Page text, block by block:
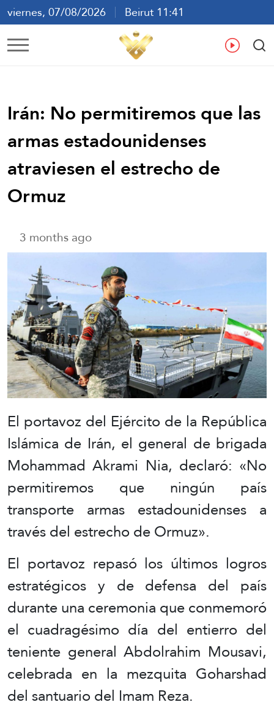
viernes, 07/08/2026
Beirut 11:41
ع En
Irán: No permitiremos que las
armas estadounidenses
atraviesen el estrecho de
Ormuz
3 months ago
El portavoz del Ejército de la República
Islámica de Irán, el general de brigada
Mohammad Akrami Nia, declaró: «No
permitiremos que ningún país
transporte armas estadounidenses a
través del estrecho de Ormuz».
El portavoz repasó los últimos logros
estratégicos y de defensa del país
durante una ceremonia que conmemoró
el cuadragésimo día del entierro del
teniente general Abdolrahim Mousavi,
celebrada en la mezquita Goharshad
del santuario del Imam Reza.